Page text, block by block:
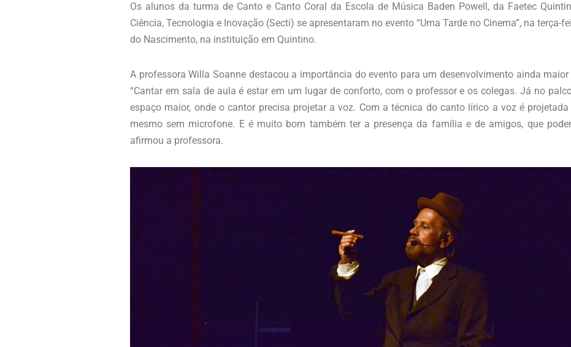
Os alunos da turma de Canto e Canto Coral da Escola de Música Baden Powell, da Faetec
Ciência, Tecnologia e Inovação (Secti) se apresentaram no evento “Uma Tarde no Cinema”, na terça-
do Nascimento, na instituição em Quintino.
A professora Willa Soanne destacou a importância do evento para um desenvolvimento ainda
“Cantar em sala de aula é estar em um lugar de conforto, com o professor e os colegas. Já no
espaço maior, onde o cantor precisa projetar a voz. Com a técnica do canto lírico a voz é
mesmo sem microfone. E é muito bom também ter a presença da família e de amigos, que
afirmou a professora.